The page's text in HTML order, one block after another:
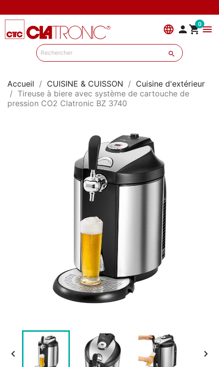
language  0menu

Accueil CUISINE & CUISSON
Cuisine d'extérieur
Tireuse à biere avec système de cartouche de
pression CO2 Clatronic BZ 3740
 